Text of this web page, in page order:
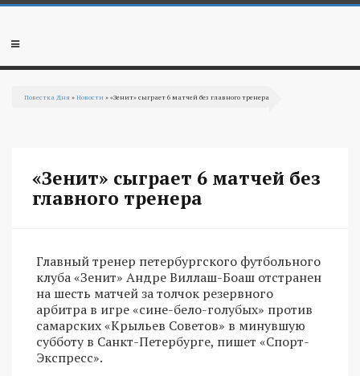
Перейти к основному содержанию
Мобильное
Повестка Дня »Новости » «Зенит» сыграет 6 матчей без главного тренера
«Зенит» сыграет 6 матчей без
главного тренера
Главный тренер петербургского футбольного
клуба «Зенит» Андре Виллаш-Боаш отстранен
на шесть матчей за толчок резервного
арбитра в игре «сине-бело-голубых» против
самарских «Крыльев Советов» в минувшую
субботу в Санкт-Петербурге, пишет «Спорт-
Экспресс».